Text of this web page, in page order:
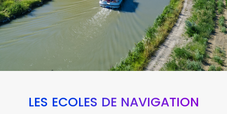
LES ÉCOLES DE NAVIGATION